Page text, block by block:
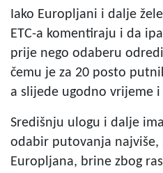
Iako Europljani i dalje
ETC-a komentiraju i da
prije nego odaberu
čemu je za 20 posto
a slijede ugodno vrijeme
Središnju ulogu i dalje
odabir putovanja najviše,
Europljana, brine zbog